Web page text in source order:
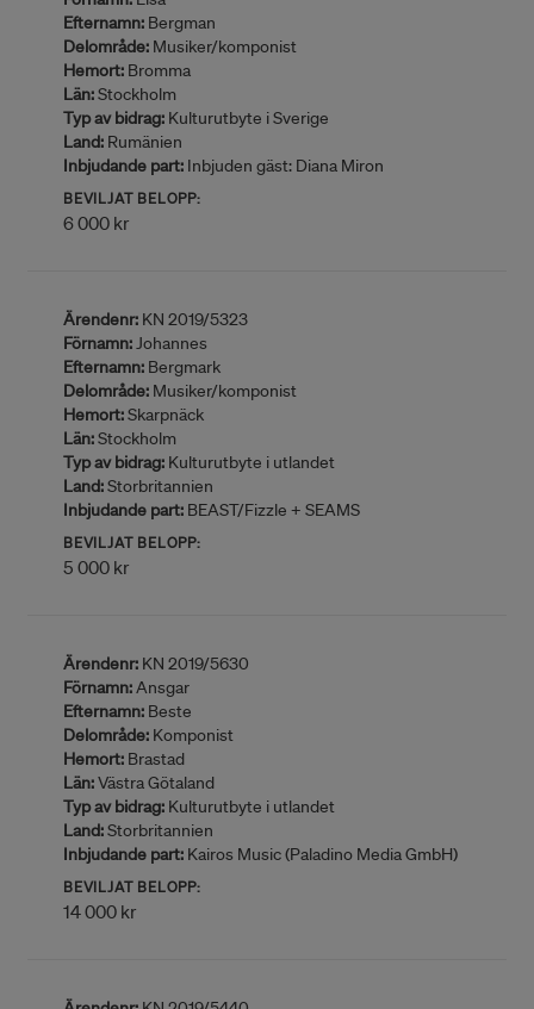
Efternamn: Bergman
Delområde: Musiker/komponist
Hemort: Bromma
Län:Stockholm
Typ av bidrag: Kulturutbyte i Sverige
Land: Rumänien
Inbjudande part: Inbjuden gäst: Diana Miron
BEVILJAT BELOPP:
6 000 kr
Ärendenr: KN 2019/5323
Förnamn:Johannes
Efternamn: Bergmark
Delområde: Musiker/komponist
Hemort:Skarpnäck
Län:Stockholm
Typ av bidrag: Kulturutbyte i utlandet
Land:Storbritannien
Inbjudande part: BEAST/Fizzle + SEAMS
BEVILJAT BELOPP:
5 000 kr
Ärendenr: KN 2019/5630
Förnamn:Ansgar
Efternamn: Beste
Delområde: Komponist
Hemort: Brastad
Län:Västra Götaland
Typ av bidrag: Kulturutbyte i utlandet
Land:Storbritannien
Inbjudande part: Kairos Music (Paladino Media GmbH)
BEVILJAT BELOPP:
14 000 kr